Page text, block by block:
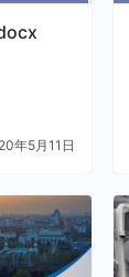
年5月11日